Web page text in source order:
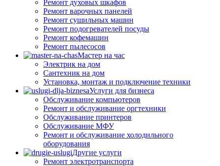
Ремонт духовых шкафов
Ремонт варочных панелей
Ремонт сушильных машин
Ремонт подогревателей посуды
Ремонт кофемашин
Ремонт пылесосов
Мастер на час
Электрик на дом
Сантехник на дом
Установка, монтаж и подключение техники
Услуги для бизнеса
Обслуживание компьютеров
Ремонт и обслуживание оргтехники
Обслуживание принтеров
Обслуживание МФУ
Ремонт и обслуживание холодильного
оборудования
Другие услуги
Ремонт электротранспорта